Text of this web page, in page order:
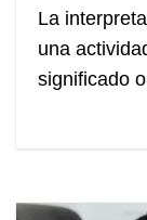
La
una
significado